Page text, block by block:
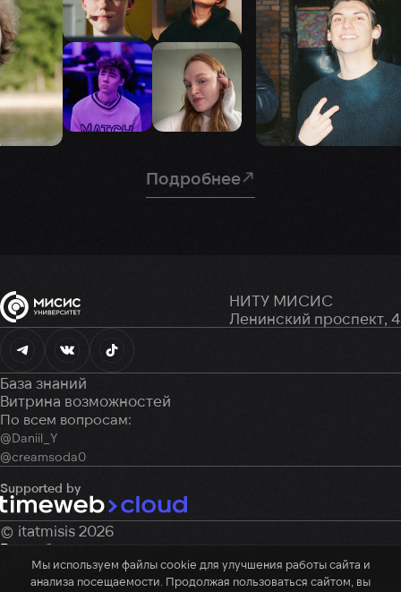
Подробнее
НИТУ МИСИС
Ленинский проспект, 4
База знаний
Витрина возможностей
По всем вопросам:
@Daniil_Y
@creamsoda0
Supported by
© itatmisis 2026
Разработка:
Дизайн:Зенцов Данила
Мы используем файлы cookie для улучшения работы сайта и
анализа посещаемости. Продолжая пользоваться сайтом, вы